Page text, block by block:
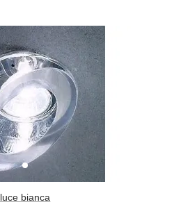
Teleriscaldamento
Cura della casa
Pulizia
Detergenti
Stiro
Lavapavimenti
luce bianca